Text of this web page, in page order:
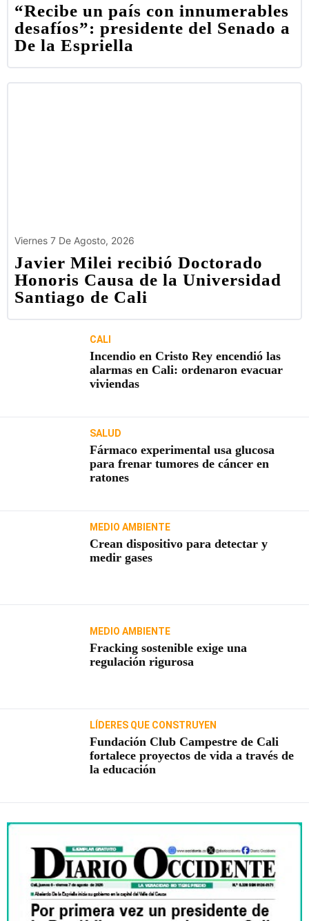
“Recibe un país con innumerables
desafíos”: presidente del Senado a
De la Espriella
Viernes 7 De Agosto, 2026
Javier Milei recibió Doctorado
Honoris Causa de la Universidad
Santiago de Cali
CALI
Incendio en Cristo Rey encendió las
alarmas en Cali: ordenaron evacuar
viviendas
SALUD
Fármaco experimental usa glucosa
para frenar tumores de cáncer en
ratones
MEDIO AMBIENTE
Crean dispositivo para detectar y
medir gases
MEDIO AMBIENTE
Fracking sostenible exige una
regulación rigurosa
LÍDERES QUE CONSTRUYEN
Fundación Club Campestre de Cali
fortalece proyectos de vida a través de
la educación